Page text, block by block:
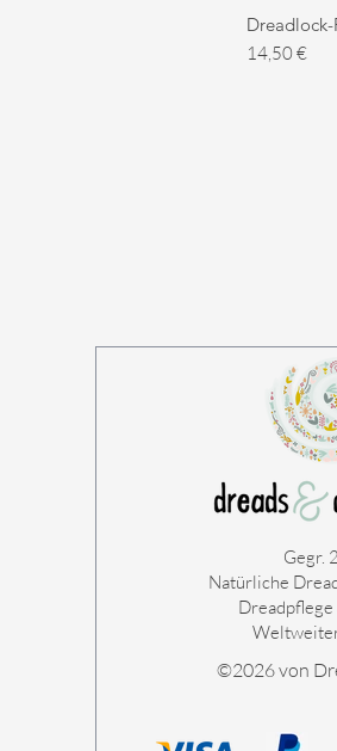
Preis
14,50 €
Gegr.
Natürliche
©2026 von